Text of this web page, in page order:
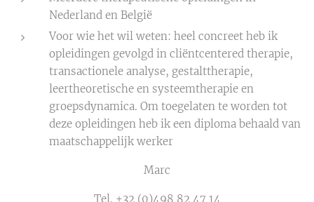
Nederland en België
Voor wie het wil weten: heel concreet heb ik
opleidingen gevolgd in cliëntcentered therapie,
transactionele analyse, gestalttherapie,
leertheoretische en systeemtherapie en
groepsdynamica. Om toegelaten te worden tot
deze opleidingen heb ik een diploma behaald van
maatschappelijk werker
Marc
Tel. +32 (0)498 82 47 14